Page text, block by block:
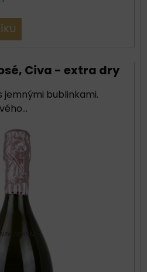
Civa - extra dry
jemnými bublinkami.